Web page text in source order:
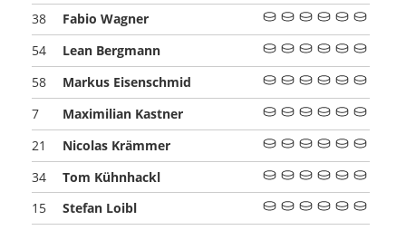
38 Fabio Wagner
54 Lean Bergmann
58 Markus Eisenschmid
7 Maximilian Kastner
21 Nicolas Krämmer
34 Tom Kühnhackl
15 Stefan Loibl